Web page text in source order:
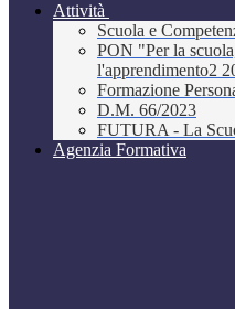
Attività
Scuola e
PON "Per la
l'apprendimento2
Formazione
D.M. 66/2023
FUTURA - La
Agenzia Formativa